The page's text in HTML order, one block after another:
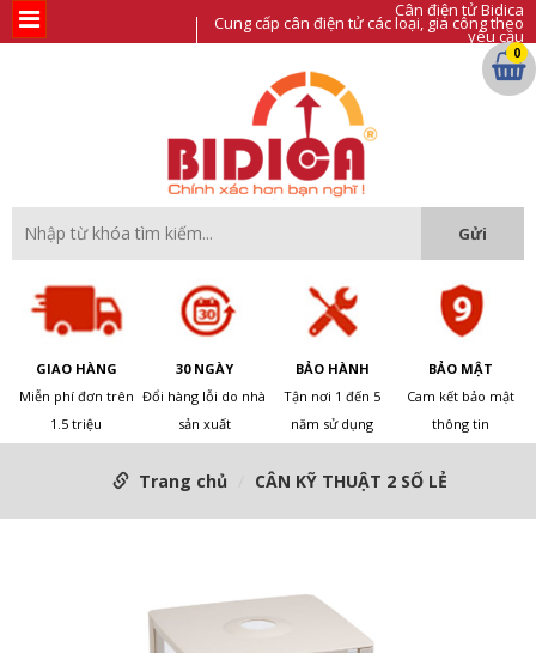
Cân điện tử Bidica
Cung cấp cân điện tử các loại, gia công theo
yêu cầu
GIAO HÀNG
Miễn phí đơn trên
1.5 triệu
30 NGÀY
Đổi hàng lỗi do nhà
sản xuất
BẢO HÀNH
Tận nơi 1 đến 5
năm sử dụng
BẢO MẬT
Cam kết bảo mật
thông tin
0
Trang chủ CÂN KỸ THUẬT 2 SỐ LẺ